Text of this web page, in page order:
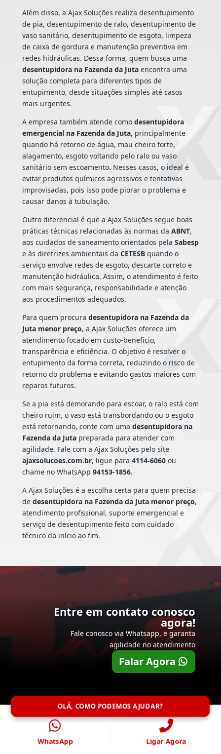
Além disso, a Ajax Soluções realiza desentupimento
de pia, desentupimento de ralo, desentupimento de
vaso sanitário, desentupimento de esgoto, limpeza
de caixa de gordura e manutenção preventiva em
redes hidráulicas. Dessa forma, quem busca uma
desentupidora na Fazenda da Jutaencontra uma
solução completa para diferentes tipos de
entupimento, desde situações simples até casos
mais urgentes.
A empresa também atende como desentupidora
emergencial na Fazenda da Juta, principalmente
quando há retorno de água, mau cheiro forte,
alagamento, esgoto voltando pelo ralo ou vaso
sanitário sem escoamento. Nesses casos, o ideal é
evitar produtos químicos agressivos e tentativas
improvisadas, pois isso pode piorar o problema e
causar danos à tubulação.
Outro diferencial é que a Ajax Soluções segue boas
práticas técnicas relacionadas às normas da ABNT,
aos cuidados de saneamento orientados pela Sabesp
e às diretrizes ambientais da CETESBquando o
serviço envolve redes de esgoto, descarte correto e
manutenção hidráulica. Assim, o atendimento é feito
com mais segurança, responsabilidade e atenção
aos procedimentos adequados.
Para quem procura desentupidora na Fazenda da
Juta menor preço, a Ajax Soluções oferece um
atendimento focado em custo-benefício,
transparência e eficiência. O objetivo é resolver o
entupimento da forma correta, reduzindo o risco de
retorno do problema e evitando gastos maiores com
reparos futuros.
Se a pia está demorando para escoar, o ralo está com
cheiro ruim, o vaso está transbordando ou o esgoto
está retornando, conte com uma desentupidora na
Fazenda da Jutapreparada para atender com
agilidade. Fale com a Ajax Soluções pelo site
ajaxsolucoes.com.br, ligue para 4114-6060ou
chame no WhatsApp 94153-1856.
A Ajax Soluções é a escolha certa para quem precisa
de desentupidora na Fazenda da Juta menor preço,
atendimento profissional, suporte emergencial e
serviço de desentupimento feito com cuidado
técnico do início ao fim.
Entre em contato conosco
agora!
Fale conosco via Whatsapp, e garanta
agilidade no atendimento
Falar Agora
OLÁ, COMO PODEMOS AJUDAR?
WhatsApp Ligar Agora